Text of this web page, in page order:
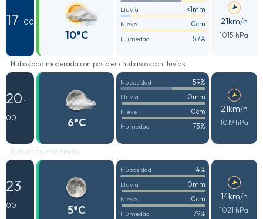
17 : 00
10°C
Lluvia <1mm
Nieve 0cm
Humedad 57%
21km/h
1015 hPa
Nubosidad moderada con posibles chubascos con lluvias
20 :
00
6°C
Nubosidad 59%
Lluvia 0mm
Nieve 0cm
Humedad 73%
21km/h
1019 hPa
Nubosidad moderada
23 :
00
5°C
Nubosidad 4%
Lluvia 0mm
Nieve 0cm
Humedad 79%
14km/h
1021 hPa